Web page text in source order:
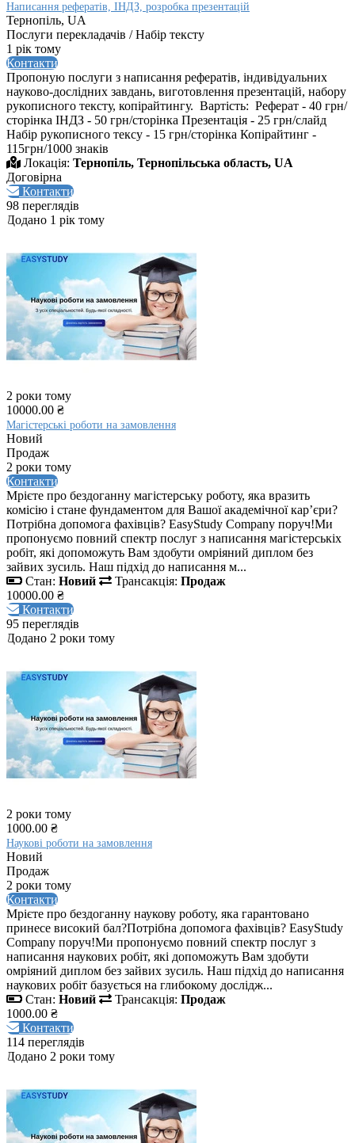
Написання рефератів, ІНДЗ, розробка презентацій
Тернопіль, UA
Послуги перекладачів / Набір тексту
1 рік тому
Контакти
Пропоную послуги з написання рефератів, індивідуальних
науково-дослідних завдань, виготовлення презентацій, набору
рукописного тексту, копірайтингу. Вартість: Реферат - 40 грн/
сторінка ІНДЗ - 50 грн/сторінка Презентація - 25 грн/слайд
Набір рукописного тексу - 15 грн/сторінка Копірайтинг -
115грн/1000 знаків
Локація: Тернопіль, Тернопільська область, UA
Договірна
Контакти
98 переглядів
Додано 1 рік тому
2 роки тому
10000.00 ₴
Магістерські роботи на замовлення
Новий
Продаж
2 роки тому
Контакти
Мрієте про бездоганну магістерську роботу, яка вразить
комісію і стане фундаментом для Вашої академічної кар’єри?
Потрібна допомога фахівців? EasyStudy Company поруч!Ми
пропонуємо повний спектр послуг з написання магістерськіх
робіт, які допоможуть Вам здобути омріяний диплом без
зайвих зусиль. Наш підхід до написання м...
Стан: Новий Трансакція: Продаж
10000.00 ₴
Контакти
95 переглядів
Додано 2 роки тому
2 роки тому
1000.00 ₴
Наукові роботи на замовлення
Новий
Продаж
2 роки тому
Контакти
Мрієте про бездоганну наукову роботу, яка гарантовано
принесе високий бал?Потрібна допомога фахівців? EasyStudy
Company поруч!Ми пропонуємо повний спектр послуг з
написання наукових робіт, які допоможуть Вам здобути
омріяний диплом без зайвих зусиль. Наш підхід до написання
наукових робіт базується на глибокому дослідж...
Стан: Новий Трансакція: Продаж
1000.00 ₴
Контакти
114 переглядів
Додано 2 роки тому